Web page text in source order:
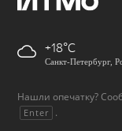
+18
Санкт-Петербург,
Нашли опечатку?
Enter .